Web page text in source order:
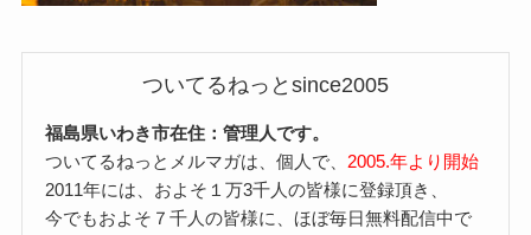
ついてるねっとsince2005
福島県いわき市在住：管理人です。
ついてるねっとメルマガは、個人で、 2005.年より開始
2011年には、およそ１万3千人の皆様に登録頂き、
今でもおよそ７千人の皆様に、ほぼ毎日無料配信中で